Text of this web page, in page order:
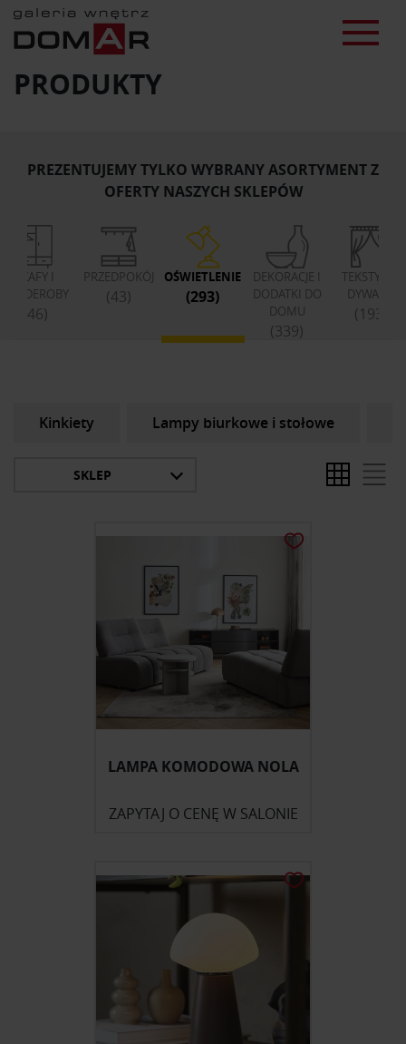
PRODUKTY
PREZENTUJEMY TYLKO WYBRANY ASORTYMENT Z
OFERTY NASZYCH SKLEPÓW
SZAFY I
GARDEROBY
(46)
PRZEDPOKÓJ
(43)
OŚWIETLENIE
(293)
DEKORACJE I
DODATKI DO
DOMU
(339)
TEKSTYLIA,
DYWANY
(193)
Kinkiety Lampy biurkowe i stołowe
SKLEP
LAMPA KOMODOWA NOLA
ZAPYTAJ O CENĘ W SALONIE